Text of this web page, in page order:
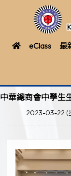
eClass 最
中華總商會中學生
2023-03-22 (